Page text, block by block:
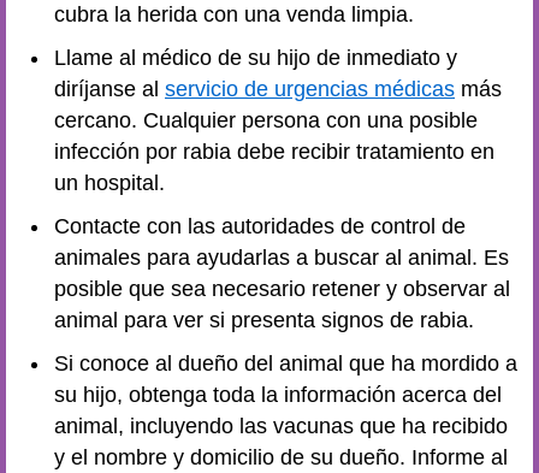
cubra la herida con una venda limpia.
Llame al médico de su hijo de inmediato y
diríjanse al servicio de urgencias médicas más
cercano. Cualquier persona con una posible
infección por rabia debe recibir tratamiento en
un hospital.
Contacte con las autoridades de control de
animales para ayudarlas a buscar al animal. Es
posible que sea necesario retener y observar al
animal para ver si presenta signos de rabia.
Si conoce al dueño del animal que ha mordido a
su hijo, obtenga toda la información acerca del
animal, incluyendo las vacunas que ha recibido
y el nombre y domicilio de su dueño. Informe al